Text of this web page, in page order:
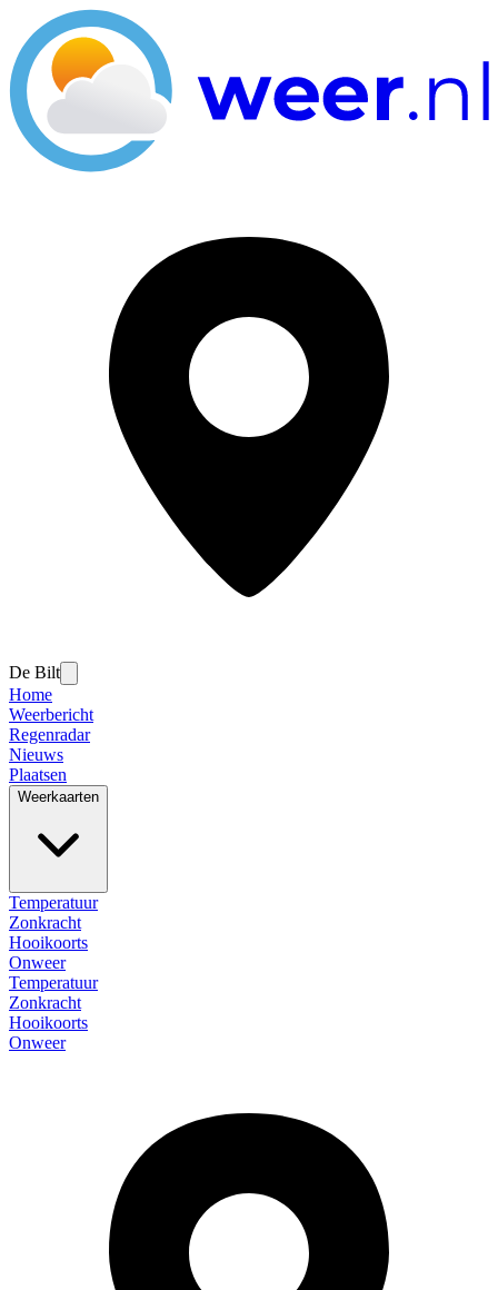
De Bilt
Home
Weerbericht
Regenradar
Nieuws
Plaatsen
Weerkaarten
Temperatuur
Zonkracht
Hooikoorts
Onweer
Temperatuur
Zonkracht
Hooikoorts
Onweer